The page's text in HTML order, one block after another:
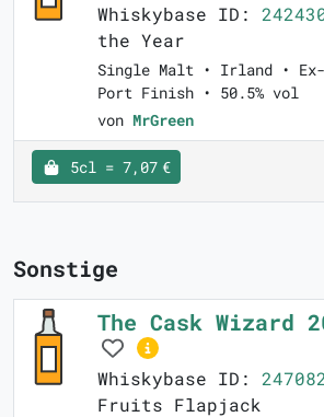
Whiskybase ID:
the Year
Single Malt • Irland • Ex-
Port Finish • 50.5% vol
von MrGreen
5cl = 7,07 €
Sonstige
The Cask Wizard
Whiskybase ID: 247082
Fruits Flapjack